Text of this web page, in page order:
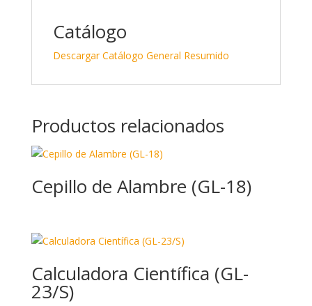
Catálogo
Descargar Catálogo General Resumido
Productos relacionados
Cepillo de Alambre (GL-18)
Calculadora Científica (GL-
23/S)